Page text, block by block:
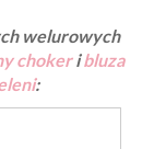
welurowych
chokeribluza
: